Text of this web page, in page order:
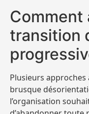
Comment
transition
Plusieurs
brusque
l’organisation